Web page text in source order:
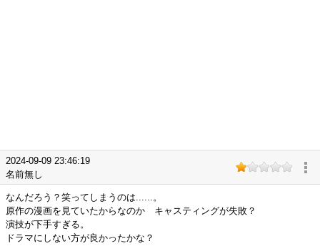
2024-09-09 23:46:19
名前無し
なんだろう？笑ってしまうのは......。
原作の漫画を見ていたからなのか キャスティングが失敗？
演技が下手すぎる。
ドラマにしない方が良かったかな？